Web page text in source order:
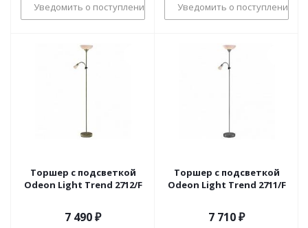
Уведомить о поступлении Уведомить о поступлении
Торшер с подсветкой
Odeon Light Trend 2712/F
7 490₽
Торшер с подсветкой
Odeon Light Trend 2711/F
7 710₽